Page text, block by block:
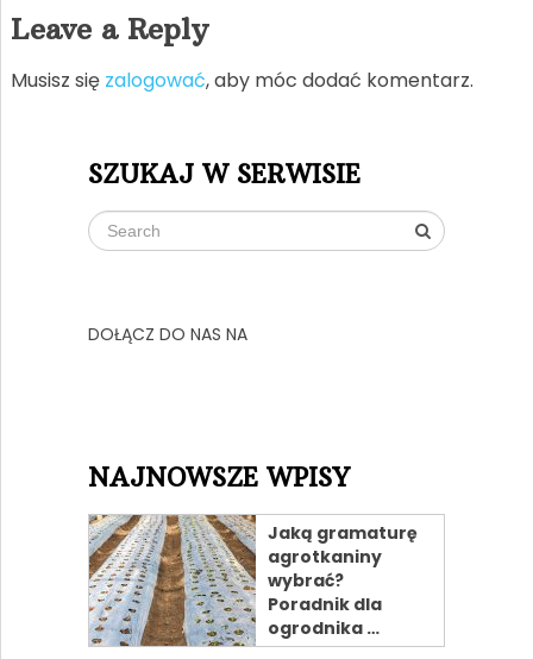
Leave a Reply
Musisz się zalogować, aby móc dodać komentarz.
SZUKAJ W SERWISIE
DOŁĄCZ DO NAS NA
NAJNOWSZE WPISY
Jaką gramaturę
agrotkaniny
wybrać?
Poradnik dla
ogrodnika …